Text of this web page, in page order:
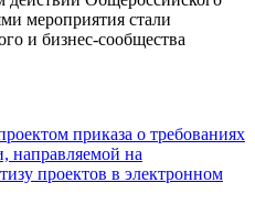
мероприятия стали
и бизнес-сообщества
приказа о требованиях
направляемой на
проектов в электронном